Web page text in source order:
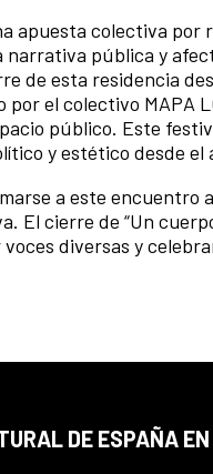
apuesta colectiva por
pública y
de esta residencia
el colectivo MAPA
público. Este
y estético desde
a este
El cierre de “Un
diversas y
DE ESPAÑA